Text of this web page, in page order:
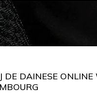
DE DAINESE ONLINE